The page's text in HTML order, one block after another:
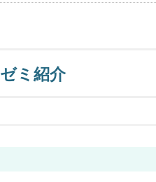
ゼミ紹介